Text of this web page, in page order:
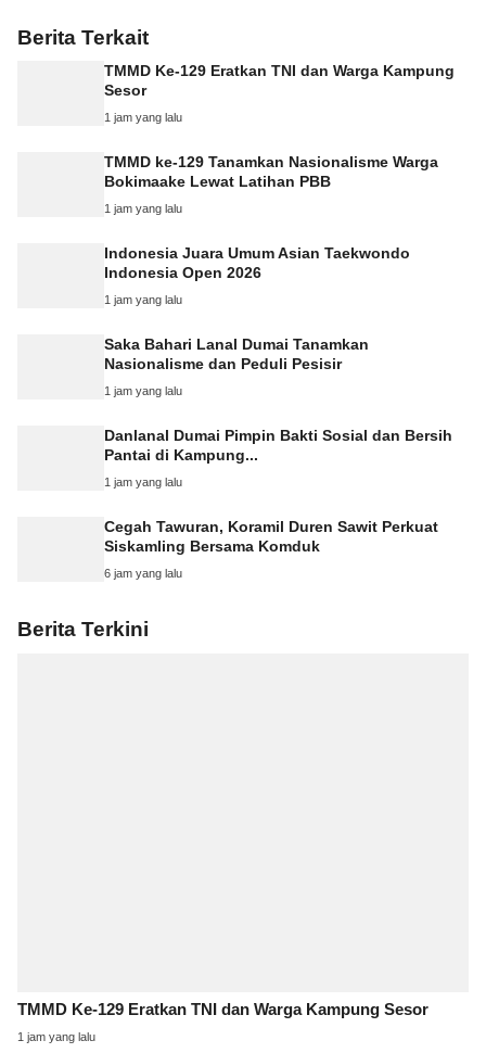
Berita Terkait
TMMD Ke-129 Eratkan TNI dan Warga Kampung
Sesor
1 jam yang lalu
TMMD ke-129 Tanamkan Nasionalisme Warga
Bokimaake Lewat Latihan PBB
1 jam yang lalu
Indonesia Juara Umum Asian Taekwondo
Indonesia Open 2026
1 jam yang lalu
Saka Bahari Lanal Dumai Tanamkan
Nasionalisme dan Peduli Pesisir
1 jam yang lalu
Danlanal Dumai Pimpin Bakti Sosial dan Bersih
Pantai di Kampung...
1 jam yang lalu
Cegah Tawuran, Koramil Duren Sawit Perkuat
Siskamling Bersama Komduk
6 jam yang lalu
Berita Terkini
TMMD Ke-129 Eratkan TNI dan Warga Kampung Sesor
1 jam yang lalu